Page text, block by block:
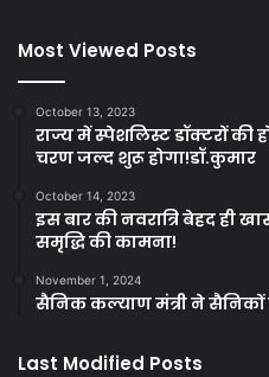
Most Viewed Posts
October 13, 2023
राज्य में स्पेशलिस्ट डॉक्टरों की
चरण जल्द शुरू होगा!डॉ.कुमार
October 14, 2023
इस बार की नवरात्रि बेहद ही
समृद्धि की कामना!
November 1, 2024
सैनिक कल्याण मंत्री ने सैनिकों
Last Modified Posts